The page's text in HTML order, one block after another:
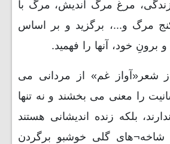
زندگی، مرغ مرگ اندیش، مرگ با
مرگ و...، برگزید و بر اساس
خود، آنها را فهمید.
شعر«آواز غم» از مردانی می
را معنی می بخشند و نه تنها
بلکه زنده اندیشانی هستند
گلی خوشبو برگردن